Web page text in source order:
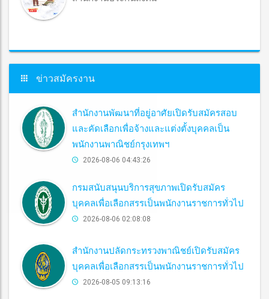
ข่าวสมัครงาน
สำนักงานพัฒนาที่อยู่อาศัยเปิดรับสมัครสอบ
และคัดเลือกเพื่อจ้างและแต่งตั้งบุคคลเป็น
พนักงานพาณิชย์กรุงเทพฯ
2026-08-06 04:43:26
กรมสนับสนุนบริการสุขภาพเปิดรับสมัคร
บุคคลเพื่อเลือกสรรเป็นพนักงานราชการทั่วไป
2026-08-06 02:08:08
สำนักงานปลัดกระทรวงพาณิชย์เปิดรับสมัคร
บุคคลเพื่อเลือกสรรเป็นพนักงานราชการทั่วไป
2026-08-05 09:13:16